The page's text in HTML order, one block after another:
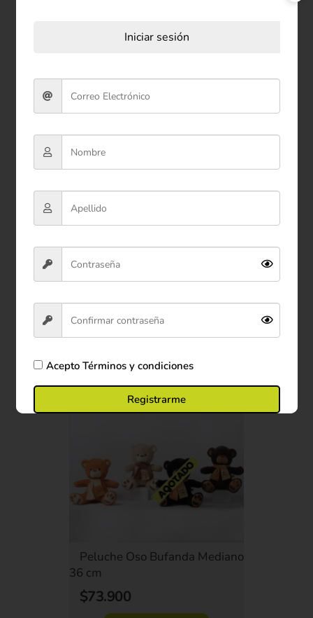
Peluche Aguacate Mini 16
cm
$20.900
Ver producto
Comprar ahora
Peluche Oso Bufanda Mediano
36 cm
$73.900
Iniciar sesión
AceptoTérminos y condiciones
Registrarme